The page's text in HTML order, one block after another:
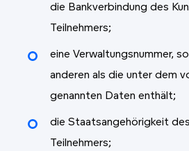
die Bankverbindung des
Teilnehmers;
eine Verwaltungsnummer,
anderen als die unter dem
genannten Daten enthält;
die Staatsangehörigkeit
Teilnehmers;